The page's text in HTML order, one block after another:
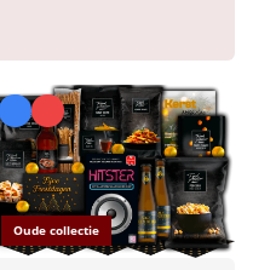
Oude collectie